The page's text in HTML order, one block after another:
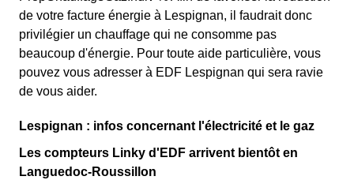
de votre facture énergie à Lespignan, il faudrait donc
privilégier un chauffage qui ne consomme pas
beaucoup d'énergie. Pour toute aide particulière, vous
pouvez vous adresser à EDF Lespignan qui sera ravie
de vous aider.
Lespignan : infos concernant l'électricité et le gaz
Les compteurs Linky d'EDF arrivent bientôt en
Languedoc-Roussillon